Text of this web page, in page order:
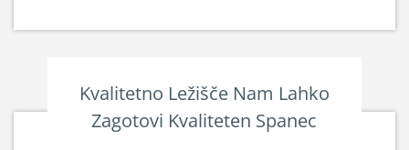
Kvalitetno Ležišče Nam Lahko
Zagotovi Kvaliteten Spanec